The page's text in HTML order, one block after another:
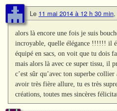
Le 11 mai 2014 à 12 h 30 min,
alors là encore une fois je suis
incroyable, quelle élégance !!!!!! il
équipé en sacs, on voit que tu dois
mais alors là avec ce super tissu, il
c’est sûr qu’avec ton superbe
avoir très fière allure, tu es très
créations, toutes mes sincères